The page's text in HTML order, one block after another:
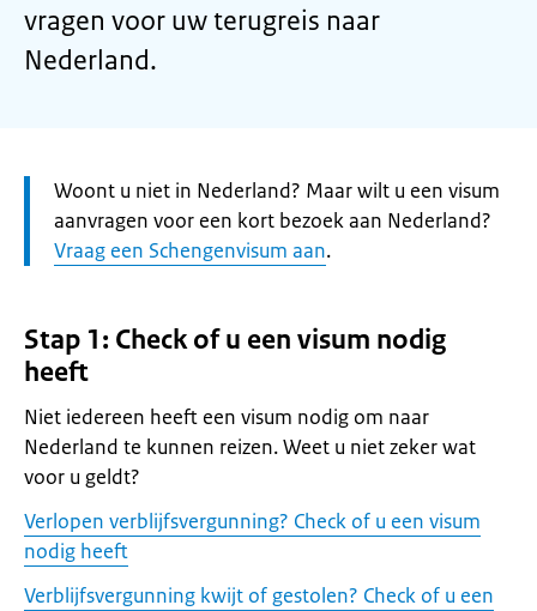
vragen voor uw terugreis naar
Nederland.
Let
op:
Woont u niet in Nederland? Maar wilt u een visum
aanvragen voor een kort bezoek aan Nederland?
Vraag een Schengenvisum aan.
Stap 1: Check of u een visum nodig
heeft
Niet iedereen heeft een visum nodig om naar
Nederland te kunnen reizen. Weet u niet zeker wat
voor u geldt?
Verlopen verblijfsvergunning? Check of u een visum
nodig heeft
Verblijfsvergunning kwijt of gestolen? Check of u een